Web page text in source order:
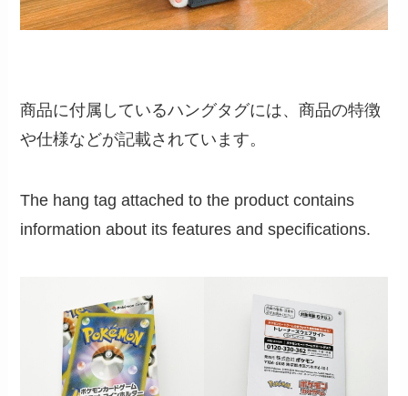
商品に付属しているハングタグには、商品の特徴
や仕様などが記載されています。
The hang tag attached to the product contains
information about its features and specifications.